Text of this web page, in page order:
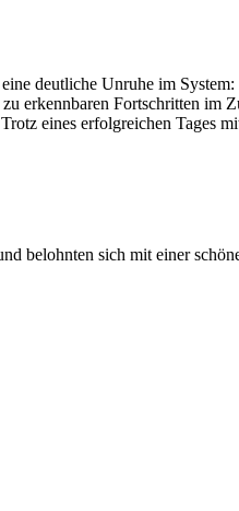
deutliche Unruhe im
erkennbaren Fortschritten im
eines erfolgreichen Tages
belohnten sich mit einer